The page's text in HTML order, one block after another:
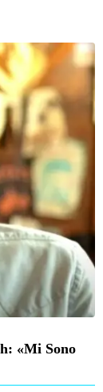
«Mi Sono